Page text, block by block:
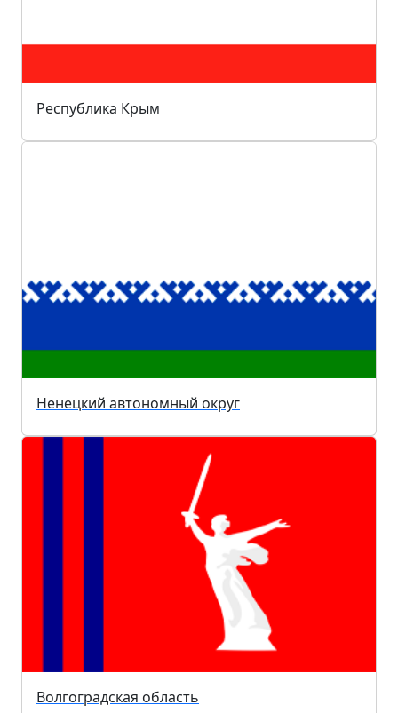
Республика Крым
Ненецкий автономный округ
Волгоградская область